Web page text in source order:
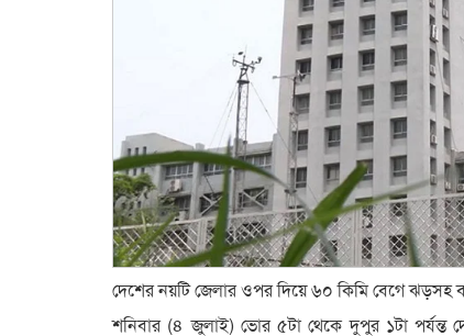
দেশের নয়টি জেলার ওপর দিয়ে ৬০ কিমি বেগে ঝড়সহ
শনিবার (৪ জুলাই) ভোর ৫টা থেকে দুপুর ১টা পর্যন্ত